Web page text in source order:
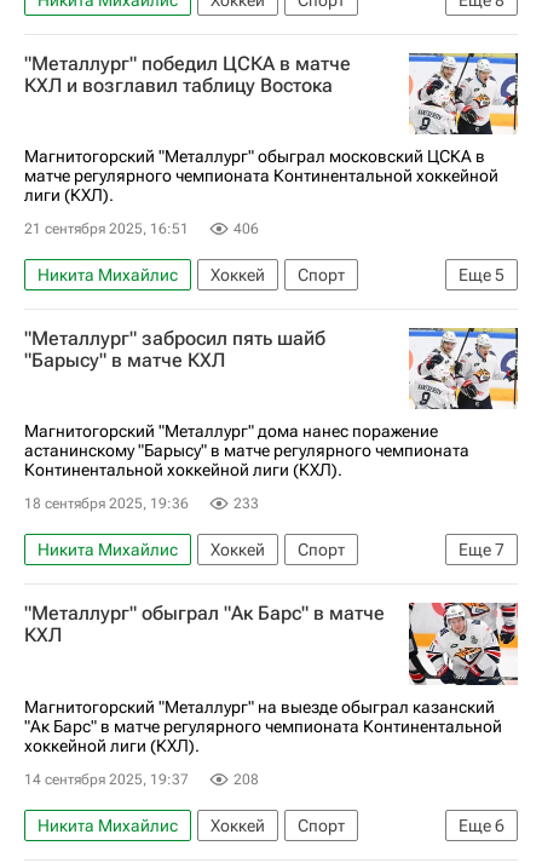
Михаил Федоров
Егор Яковлев (1991)
Владимир Ткачев (1993)
Вашингтон Кэпиталз
КХЛ 2025-2026
Евгений Кузнецов
"Металлург" победил ЦСКА в матче
КХЛ и возглавил таблицу Востока
Магнитогорский "Металлург" обыграл московский ЦСКА в
матче регулярного чемпионата Континентальной хоккейной
лиги (КХЛ).
21 сентября 2025, 16:51 406
Еще5
Никита Михайлис Хоккей
Спорт
Металлург (Магнитогорск)
ЦСКА
КХЛ 2025-2026
Виталий Абрамов
"Металлург" забросил пять шайб
"Барысу" в матче КХЛ
Магнитогорский "Металлург" дома нанес поражение
астанинскому "Барысу" в матче регулярного чемпионата
Континентальной хоккейной лиги (КХЛ).
18 сентября 2025, 19:36 233
Еще7
Никита Михайлис Хоккей
Спорт
Магнитогорск
Алексей Маклюков
Барыс
Металлург (Магнитогорск)
ЦСКА
Анонсы и трансляции матчей
"Металлург" обыграл "Ак Барс" в матче
КХЛ
Магнитогорский "Металлург" на выезде обыграл казанский
"Ак Барс" в матче регулярного чемпионата Континентальной
хоккейной лиги (КХЛ).
14 сентября 2025, 19:37 208
Еще6
Никита Михайлис Хоккей
Спорт